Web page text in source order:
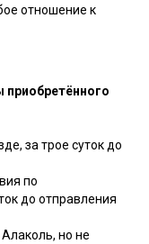
отношение к
приобретённого
за трое суток до
по
до отправления
но не